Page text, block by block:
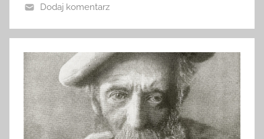
Dodaj komentarz